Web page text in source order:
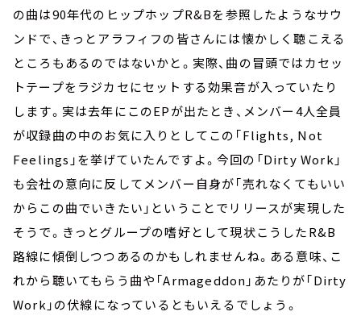
の曲は90年代のヒップホップR&Bを参照したようなサウ
ンドで、きっとアラフィフの皆さんには懐かしく聴こえる
ところもあるのではないかと。実際、曲の冒頭ではカセッ
トテープをラジカセにセットする効果音が入っていたり
します。実は去年にこのEPが出たとき、メンバー4人全員
が収録曲の中のお気に入りとしてこの「Flights, Not
Feelings」を挙げていたんですよ。今回の「Dirty Work」
も会社の意向に反してメンバー自身が「売れなくてもいい
からこの曲でいきたい」ということでリリースが実現した
そうで。きっとグループの嗜好として現状こうしたR&B
路線に傾倒しつつあるのかもしれませんね。ある意味、こ
れから聴いてもらう曲や「Armageddon」あたりが「Dirty
Work」の伏線になっているともいえるでしょう。